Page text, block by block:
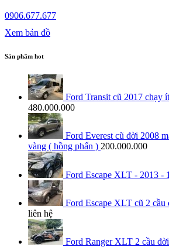
0906.677.677
Xem bản đồ
Sản phẩm hot
Ford Transit cũ 2017 chạy
480.000.000
Ford Everest cũ đời 2008
vàng ( hồng phấn ) 200.000.000
Ford Escape XLT - 2013 -
Ford Escape XLT cũ 2 cầu
liên hệ
Ford Ranger XLT 2 cầu